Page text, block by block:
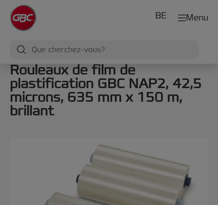
Menu
BE
Rouleaux de film de
plastification GBC NAP2, 42,5
microns, 635 mm x 150 m,
brillant